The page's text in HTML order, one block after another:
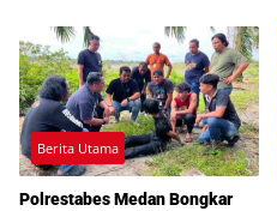
Berita Utama
Polrestabes Medan Bongkar